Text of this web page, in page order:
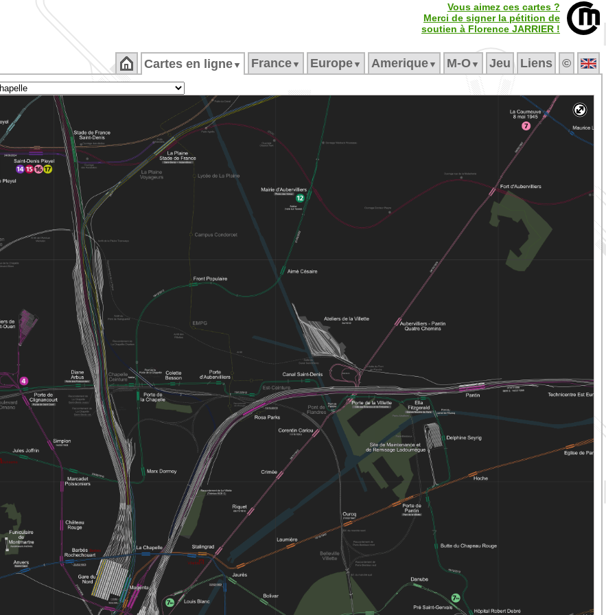
Vous aimez ces cartes ?
Merci de signer la pétition de
soutien à Florence JARRIER !
Cartes en ligne ▼ France ▼ Europe ▼ Amerique ▼ M‑O ▼ Jeu Liens ©